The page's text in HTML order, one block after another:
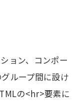
ョン、コンポー
ループ間に設け
の<hr>要素に